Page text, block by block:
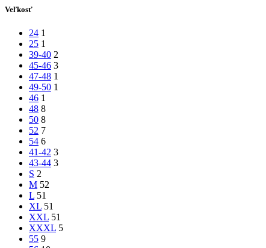
Veľkosť
24 1
25 1
39-40 2
45-46 3
47-48 1
49-50 1
46 1
48 8
50 8
52 7
54 6
41-42 3
43-44 3
S 2
M 52
L 51
XL 51
XXL 51
XXXL 5
55 9